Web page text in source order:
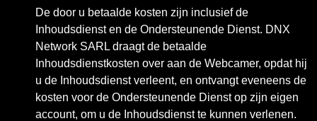
De door u betaalde kosten zijn inclusief de
Inhoudsdienst en de Ondersteunende Dienst. DNX
Network SARL draagt de betaalde
Inhoudsdienstkosten over aan de Webcamer, opdat hij
u de Inhoudsdienst verleent, en ontvangt eveneens de
kosten voor de Ondersteunende Dienst op zijn eigen
account, om u de Inhoudsdienst te kunnen verlenen.